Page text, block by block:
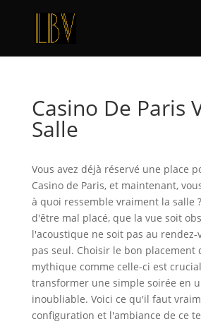
Casino De Paris
Salle
Vous avez déjà réservé une place
Casino de Paris, et maintenant,
à quoi ressemble vraiment la salle
d'être mal placé, que la vue soit
l'acoustique ne soit pas au rendez-
pas seul. Choisir le bon placement
mythique comme celle-ci est
transformer une simple soirée en
inoubliable. Voici ce qu'il faut
configuration et l'ambiance de ce